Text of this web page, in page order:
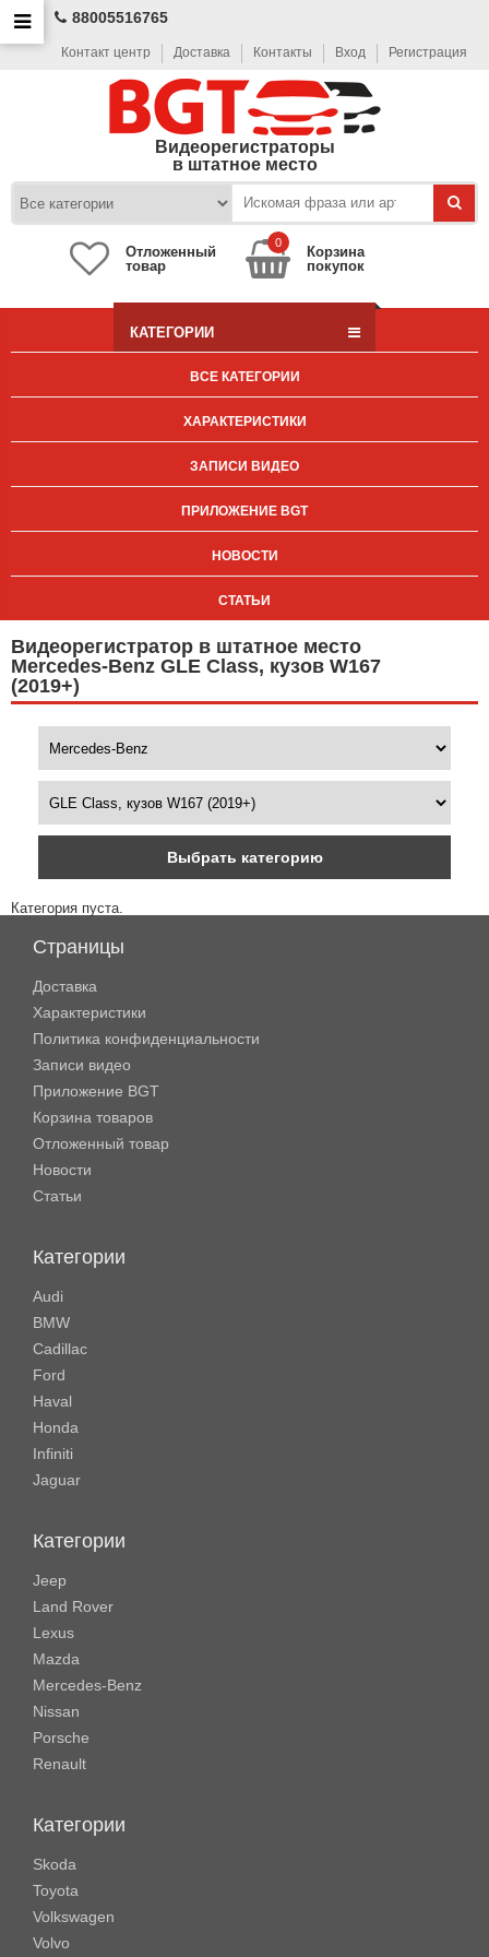
88005516765
Контакт центр Доставка Контакты Вход Регистрация
Видеорегистраторы
в штатное место
Отложенный
товар
0
Корзина
покупок
КАТЕГОРИИ
ВСЕ КАТЕГОРИИ
ХАРАКТЕРИСТИКИ
ЗАПИСИ ВИДЕО
ПРИЛОЖЕНИЕ BGT
НОВОСТИ
СТАТЬИ
Видеорегистратор в штатное место
Mercedes-Benz GLE Class, кузов W167
(2019+)
Выбрать категорию
Категория пуста.
Страницы
Доставка
Характеристики
Политика конфиденциальности
Записи видео
Приложение BGT
Корзина товаров
Отложенный товар
Новости
Статьи
Категории
Audi
BMW
Cadillac
Ford
Haval
Honda
Infiniti
Jaguar
Категории
Jeep
Land Rover
Lexus
Mazda
Mercedes-Benz
Nissan
Porsche
Renault
Категории
Skoda
Toyota
Volkswagen
Volvo